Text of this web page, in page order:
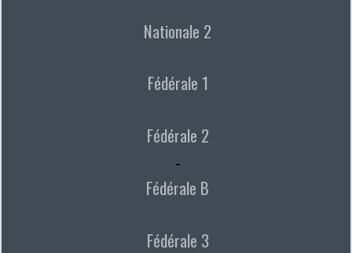
Nationale 2
Fédérale 1
Fédérale 2
-
Fédérale B
Fédérale 3